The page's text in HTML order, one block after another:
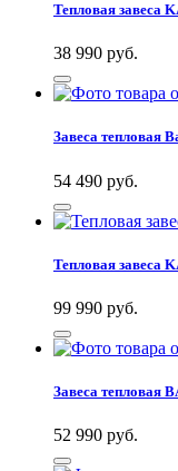
Тепловая завеса
38 990 руб.
Завеса тепловая
54 490 руб.
Тепловая завеса
99 990 руб.
Завеса тепловая
52 990 руб.